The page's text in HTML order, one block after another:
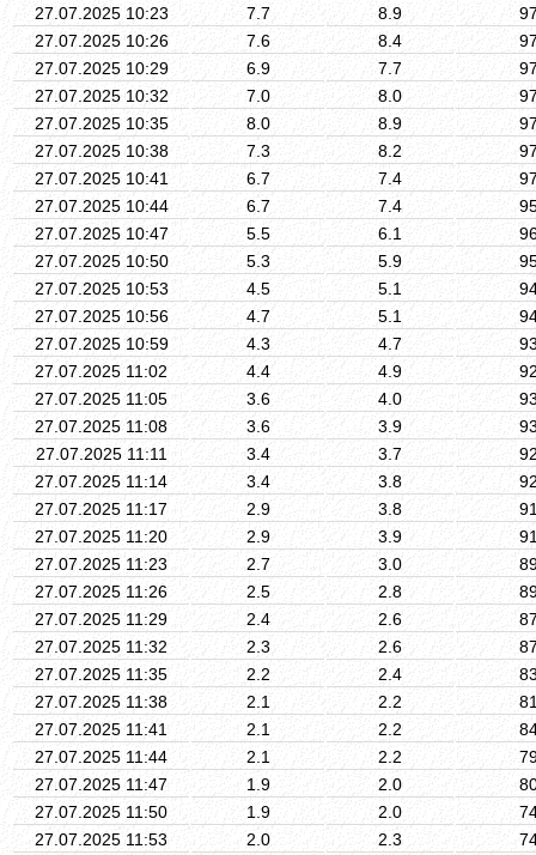
27.07.2025 10:23
7.7 8.9
27.07.2025 10:26
7.6 8.4
27.07.2025 10:29
6.9 7.7
27.07.2025 10:32
7.0 8.0
27.07.2025 10:35
8.0 8.9
27.07.2025 10:38
7.3 8.2
27.07.2025 10:41
6.7 7.4
27.07.2025 10:44
6.7 7.4
27.07.2025 10:47
5.5 6.1
27.07.2025 10:50
5.3 5.9
27.07.2025 10:53
4.5 5.1
27.07.2025 10:56
4.7 5.1
27.07.2025 10:59
4.3 4.7
27.07.2025 11:02
4.4 4.9
27.07.2025 11:05
3.6 4.0
27.07.2025 11:08
3.6 3.9
27.07.2025 11:11
3.4 3.7
27.07.2025 11:14
3.4 3.8
27.07.2025 11:17
2.9 3.8
27.07.2025 11:20
2.9 3.9
27.07.2025 11:23
2.7 3.0
27.07.2025 11:26
2.5 2.8
27.07.2025 11:29
2.4 2.6
27.07.2025 11:32
2.3 2.6
27.07.2025 11:35
2.2 2.4
27.07.2025 11:38
2.1 2.2
27.07.2025 11:41
2.1 2.2
27.07.2025 11:44
2.1 2.2
27.07.2025 11:47
1.9 2.0
27.07.2025 11:50
1.9 2.0
27.07.2025 11:53
2.0 2.3